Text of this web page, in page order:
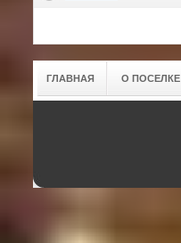
ГЛАВНАЯ О ПОСЕЛКЕ